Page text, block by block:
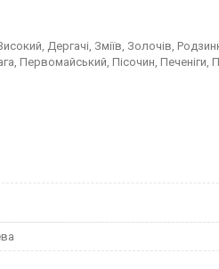
Дергачі, Зміїв, Золочів,
Пісочин, Печеніги,